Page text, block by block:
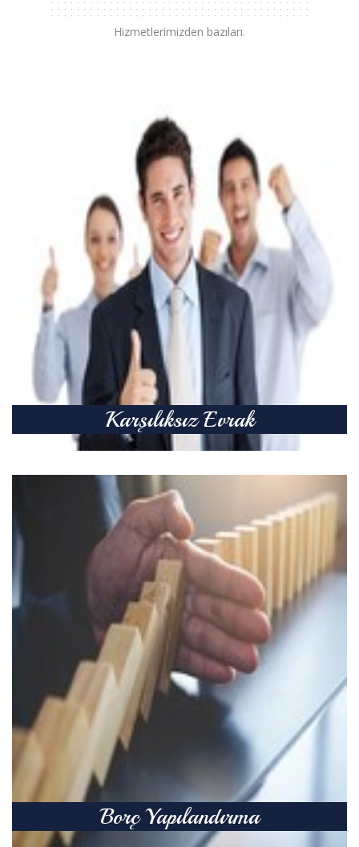
Hizmetlerimizden bazıları.
Karşılıksız Evrak
Borç Yapılandırma